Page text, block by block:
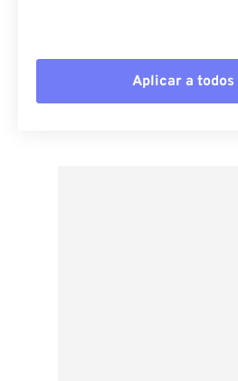
Aplicar a todos